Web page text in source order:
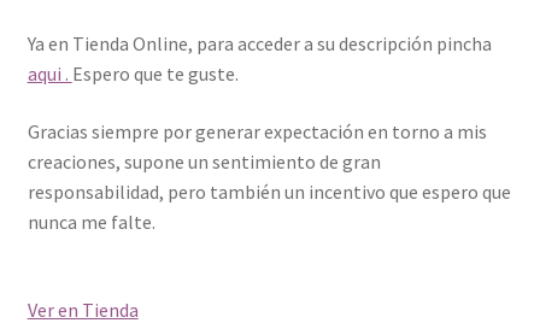
Ya en Tienda Online, para acceder a su descripción pincha
aqui . Espero que te guste.
Gracias siempre por generar expectación en torno a mis
creaciones, supone un sentimiento de gran
responsabilidad, pero también un incentivo que espero que
nunca me falte.
Ver en Tienda